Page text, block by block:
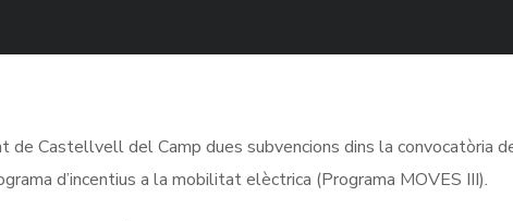
de Castellvell del Camp dues subvencions dins la convocatòria
d’incentius a la mobilitat elèctrica (Programa MOVES III).